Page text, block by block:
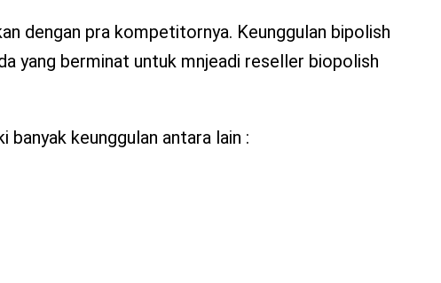
dengan pra kompetitornya. Keunggulan bipolish
yang berminat untuk mnjeadi reseller biopolish
keunggulan antara lain :